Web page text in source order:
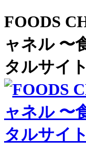
FOODS
ャネル 〜
タルサイ